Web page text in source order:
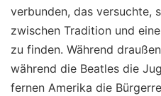
verbunden, das versuchte,
zwischen Tradition und
zu finden. Während
während die Beatles die
fernen Amerika die